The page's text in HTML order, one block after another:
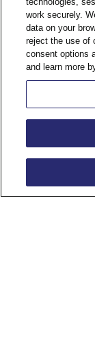
¿Qué
· Acceso
· Entrada
· Desafío
*Hasta 8
agosto y
el
partido
debido
work securely.
data on your
reject the use of
consent options
and learn more